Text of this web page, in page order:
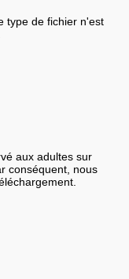
type de fichier n'est
aux adultes sur
conséquent, nous